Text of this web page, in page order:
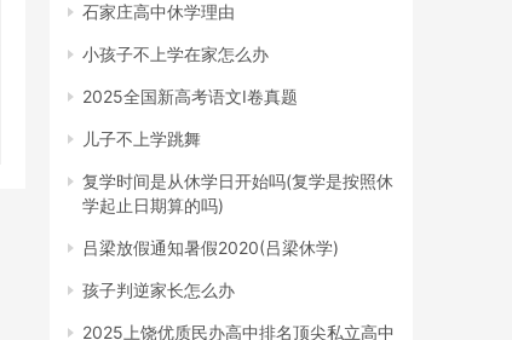
石家庄高中休学理由
小孩子不上学在家怎么办
2025全国新高考语文I卷真题
儿子不上学跳舞
复学时间是从休学日开始吗(复学是按照休
学起止日期算的吗)
吕梁放假通知暑假2020(吕梁休学)
孩子判逆家长怎么办
2025上饶优质民办高中排名顶尖私立高中